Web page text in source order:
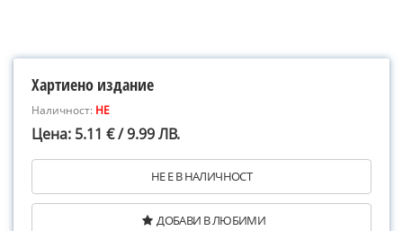
Хартиено издание
Наличност: НЕ
Цена: 5.11 € / 9.99 ЛВ.
НЕ Е В НАЛИЧНОСТ
ДОБАВИ В ЛЮБИМИ